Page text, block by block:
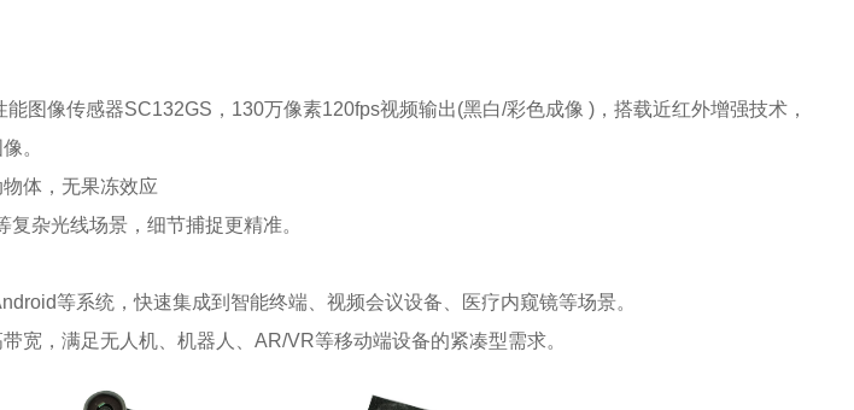
图像传感器SC132GS，130万像素120fps视频输出(黑白/彩色成像 )，搭载近红外增强技术，
。
体，无果冻效应
复杂光线场景，细节捕捉更精准。
等系统，快速集成到智能终端、视频会议设备、医疗内窥镜等场景。
宽，满足无人机、机器人、AR/VR等移动端设备的紧凑型需求。